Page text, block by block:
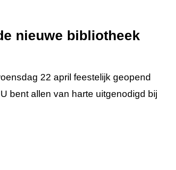
nieuwe bibliotheek
22 april feestelijk geopend
bent allen van harte uitgenodigd bij